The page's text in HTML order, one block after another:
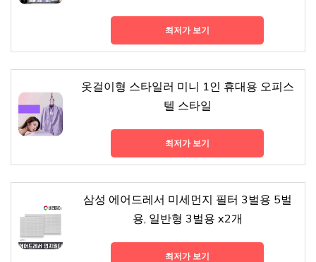
최저가 보기
옷걸이형 스타일러 미니 1인 휴대용 오피스
텔 스타일
최저가 보기
삼성 에어드레서 미세먼지 필터 3벌용 5벌
용, 일반형 3벌용 x2개
최저가 보기